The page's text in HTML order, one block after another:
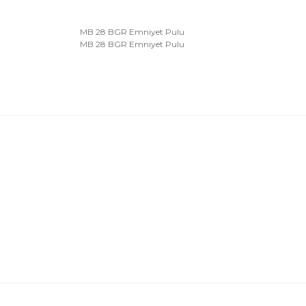
MB 28 BGR Emniyet Pulu
MB 28 BGR Emniyet Pulu